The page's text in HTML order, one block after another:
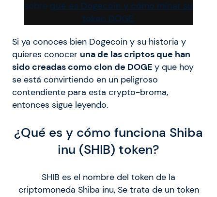
sobre qué es Dogecoin y cómo minar su
token DOGE.
Si ya conoces bien Dogecoin y su historia y
quieres conocer una de las criptos que han
sido creadas como clon de DOGE y que hoy
se está convirtiendo en un peligroso
contendiente para esta crypto-broma,
entonces sigue leyendo.
¿Qué es y cómo funciona Shiba
inu (SHIB) token?
SHIB es el nombre del token de la
criptomoneda Shiba inu, Se trata de un token